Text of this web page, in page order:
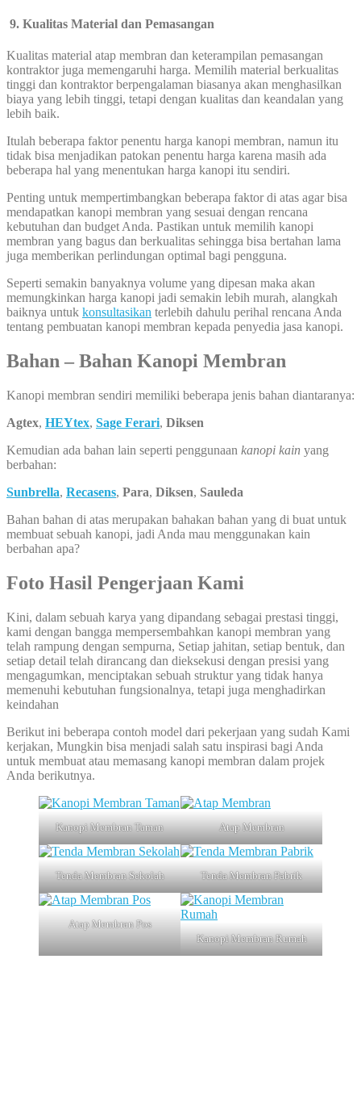
9. Kualitas Material dan Pemasangan
Kualitas material atap membran dan keterampilan pemasangan
kontraktor juga memengaruhi harga. Memilih material berkualitas
tinggi dan kontraktor berpengalaman biasanya akan menghasilkan
biaya yang lebih tinggi, tetapi dengan kualitas dan keandalan yang
lebih baik.
Itulah beberapa faktor penentu harga kanopi membran, namun itu
tidak bisa menjadikan patokan penentu harga karena masih ada
beberapa hal yang menentukan harga kanopi itu sendiri.
Penting untuk mempertimbangkan beberapa faktor di atas agar bisa
mendapatkan kanopi membran yang sesuai dengan rencana
kebutuhan dan budget Anda. Pastikan untuk memilih kanopi
membran yang bagus dan berkualitas sehingga bisa bertahan lama
juga memberikan perlindungan optimal bagi pengguna.
Seperti semakin banyaknya volume yang dipesan maka akan
memungkinkan harga kanopi jadi semakin lebih murah, alangkah
baiknya untuk konsultasikan terlebih dahulu perihal rencana Anda
tentang pembuatan kanopi membran kepada penyedia jasa kanopi.
Bahan – Bahan Kanopi Membran
Kanopi membran sendiri memiliki beberapa jenis bahan diantaranya:
Agtex, HEYtex, Sage Ferari, Diksen
Kemudian ada bahan lain seperti penggunaan kanopi kain yang
berbahan:
Sunbrella, Recasens, Para, Diksen, Sauleda
Bahan bahan di atas merupakan bahakan bahan yang di buat untuk
membuat sebuah kanopi, jadi Anda mau menggunakan kain
berbahan apa?
Foto Hasil Pengerjaan Kami
Kini, dalam sebuah karya yang dipandang sebagai prestasi tinggi,
kami dengan bangga mempersembahkan kanopi membran yang
telah rampung dengan sempurna, Setiap jahitan, setiap bentuk, dan
setiap detail telah dirancang dan dieksekusi dengan presisi yang
mengagumkan, menciptakan sebuah struktur yang tidak hanya
memenuhi kebutuhan fungsionalnya, tetapi juga menghadirkan
keindahan
Berikut ini beberapa contoh model dari pekerjaan yang sudah Kami
kerjakan, Mungkin bisa menjadi salah satu inspirasi bagi Anda
untuk membuat atau memasang kanopi membran dalam projek
Anda berikutnya.
Kanopi Membran Taman Atap Membran
Tenda Membran Sekolah Tenda Membran Pabrik
Atap Membran Pos
Kanopi Membran Rumah